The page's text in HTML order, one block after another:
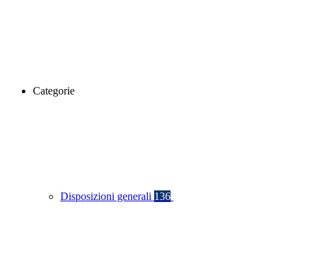
Categorie
Disposizioni generali 136